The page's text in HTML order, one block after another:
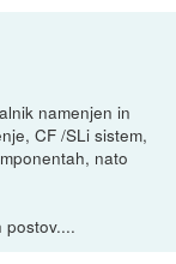
namenjen in
CF /SLi sistem,
nato
postov....